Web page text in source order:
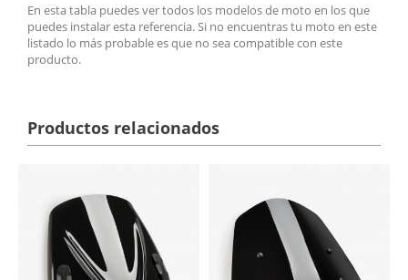
En esta tabla puedes ver todos los modelos de moto en los que
puedes instalar esta referencia. Si no encuentras tu moto en este
listado lo más probable es que no sea compatible con este
producto.
Productos relacionados